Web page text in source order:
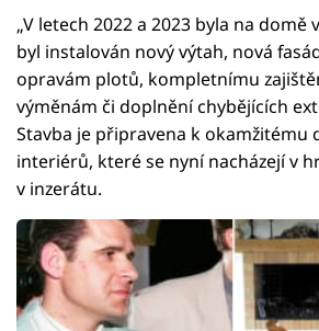
„V letech 2022 a 2023 byla na domě
byl instalován nový výtah, nová
opravám plotů, kompletnímu
výměnám či doplnění chybějících
Stavba je připravena k okamžitému
interiérů, které se nyní nacházejí v
v inzerátu.